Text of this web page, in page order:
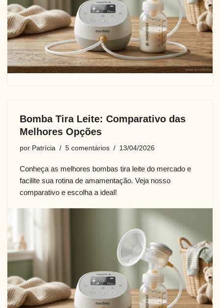
Bomba Tira Leite: Comparativo das
Melhores Opções
por Patrícia 5 comentários 13/04/2026
Conheça as melhores bombas tira leite do mercado e
facilite sua rotina de amamentação. Veja nosso
comparativo e escolha a ideal!